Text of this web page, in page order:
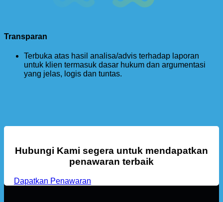
Transparan
Terbuka atas hasil analisa/advis terhadap laporan
untuk klien termasuk dasar hukum dan argumentasi
yang jelas, logis dan tuntas.
Hubungi Kami segera untuk mendapatkan
penawaran terbaik
Dapatkan Penawaran